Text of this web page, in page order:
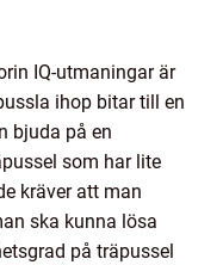
IQ-utmaningar är
ihop bitar till en
bjuda på en
som har lite
kräver att man
ska kunna lösa
på träpussel